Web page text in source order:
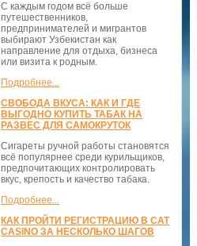
С каждым годом всё больше
путешественников,
предпринимателей и мигрантов
выбирают Узбекистан как
направление для отдыха, бизнеса
или визита к родным.
Подробнее...
СВОБОДА ВКУСА: КАК И ГДЕ
ВЫГОДНО КУПИТЬ ТАБАК НА
РАЗВЕС ДЛЯ САМОКРУТОК
Сигареты ручной работы становятся
всё популярнее среди курильщиков,
предпочитающих контролировать
вкус, крепость и качество табака.
Подробнее...
КАК ПРОЙТИ РЕГИСТРАЦИЮ В CAT
CASINO ЗА НЕСКОЛЬКО ШАГОВ